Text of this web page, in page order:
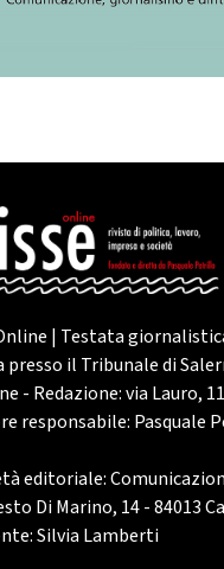
| Testata
presso il Tribunale di
- Redazione: via Lauro,
responsabile: Pasquale
editoriale:
Di Marino, 14 - 84013
Silvia Lamberti